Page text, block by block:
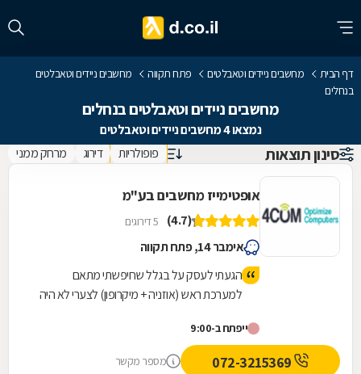
דף הבית מחשבים ניידים וטאבלטים פתח תקווה
מחשבים ניידים וטאבלטים
בנחלים
מחשבים ניידים וטאבלטים בנחלים
נמצאו 4 מחשבים ניידים וטאבלטים
סינון תוצאות פופולריות דירוג מרחק ממני
אופטימייז מחשבים בע"מ
(4.7) 5 דירוגים
אימבר 14, פתח תקווה
הגעתי לעסק על בגלל שחיפשתי מתאם
למערכת ראש (אוזניה + מיקרופון) לצערי לא היה
לאחר שיחה קצרה בוואצאפ הבחוא הבין שאני
במצוקה. אמרו לי להגיע למקום לקבל אוזניות
ייפתח ב-9:00
מספר מקשר